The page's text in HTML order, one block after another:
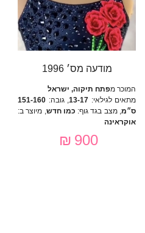
מודעה מס׳ 1996
המוכר מפתח תיקוה, ישראל
מתאים לגילאי: 13-17, גובה: 151-160
ס״מ, מצב בגד גוף: כמו חדש, מיוצר ב:
אוקראינה
900 ₪